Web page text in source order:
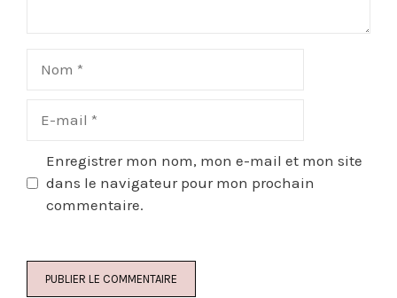
mail
Site
web
Enregistrer mon nom, mon e-mail et mon site
dans le navigateur pour mon prochain
commentaire.